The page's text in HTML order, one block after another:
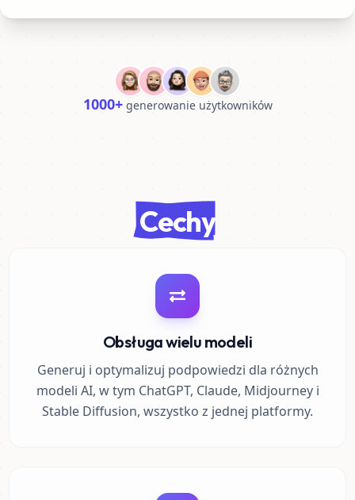
1000+ generowanie użytkowników
Cechy
Obsługa wielu modeli
Generuj i optymalizuj podpowiedzi dla różnych
modeli AI, w tym ChatGPT, Claude, Midjourney i
Stable Diffusion, wszystko z jednej platformy.